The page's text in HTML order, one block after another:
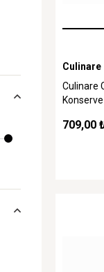
Culinare
Culinare
709,00